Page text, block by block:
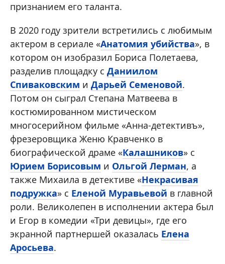
признанием его таланта.
В 2020 году зрители встретились с любимым
актером в сериале «Анатомия убийства», в
котором он изобразил Бориса Полетаева,
разделив площадку с Даниилом
Спиваковским и Дарьей Семеновой.
Потом он сыграл Степана Матвеева в
костюмированном мистическом
многосерийном фильме «Анна-детективъ»,
фрезеровщика Женю Кравченко в
биографической драме «Калашников» с
Юрием Борисовым и Ольгой Лерман, а
также Михаила в детективе «Некрасивая
подружка» с Еленой Муравьевой в главной
роли. Великолепен в исполнении актера был
и Егор в комедии «Три девицы», где его
экранной партнершей оказалась Елена
Аросьева.